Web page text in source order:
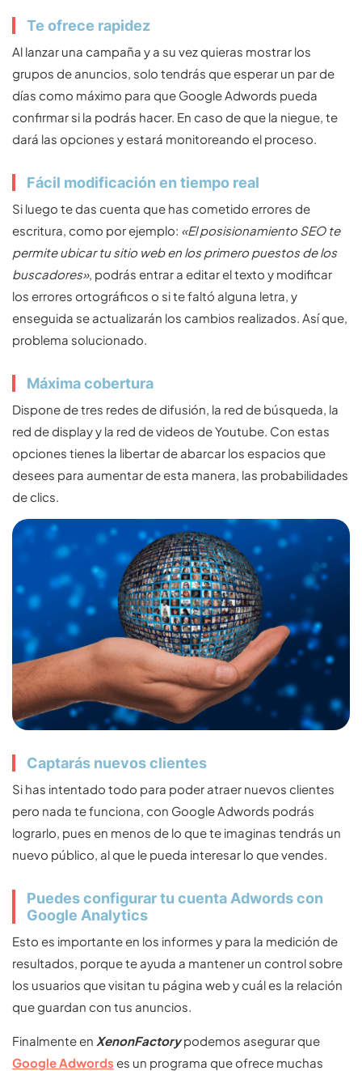
Te ofrece rapidez
Al lanzar una campaña y a su vez quieras mostrar los
grupos de anuncios, solo tendrás que esperar un par de
días como máximo para que Google Adwords pueda
confirmar si la podrás hacer. En caso de que la niegue, te
dará las opciones y estará monitoreando el proceso.
Fácil modificación en tiempo real
Si luego te das cuenta que has cometido errores de
escritura, como por ejemplo: «El posisionamiento SEO te
permite ubicar tu sitio web en los primero puestos de los
buscadores», podrás entrar a editar el texto y modificar
los errores ortográficos o si te faltó alguna letra, y
enseguida se actualizarán los cambios realizados. Así que,
problema solucionado.
Máxima cobertura
Dispone de tres redes de difusión, la red de búsqueda, la
red de display y la red de videos de Youtube. Con estas
opciones tienes la libertar de abarcar los espacios que
desees para aumentar de esta manera, las probabilidades
de clics.
Captarás nuevos clientes
Si has intentado todo para poder atraer nuevos clientes
pero nada te funciona, con Google Adwords podrás
lograrlo, pues en menos de lo que te imaginas tendrás un
nuevo público, al que le pueda interesar lo que vendes.
Puedes configurar tu cuenta Adwords con
Google Analytics
Esto es importante en los informes y para la medición de
resultados, porque te ayuda a mantener un control sobre
los usuarios que visitan tu página web y cuál es la relación
que guardan con tus anuncios.
Finalmente en XenonFactorypodemos asegurar que
Google Adwords es un programa que ofrece muchas